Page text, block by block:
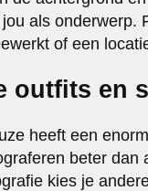
als onderwerp.
of een
outfits en
heeft een
beter dan
kies je